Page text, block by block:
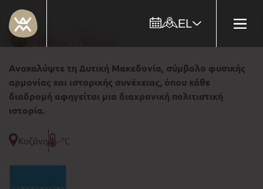
EL
Ανακαλύψτε τη Δυτική Μακεδονία, σύμβολο φυσικής
αρμονίας και ιστορικής συνέχειας, όπου κάθε
διαδρομή αφηγείται μια διαχρονική πολιτιστική
ιστορία.
Κοζάνη --°C